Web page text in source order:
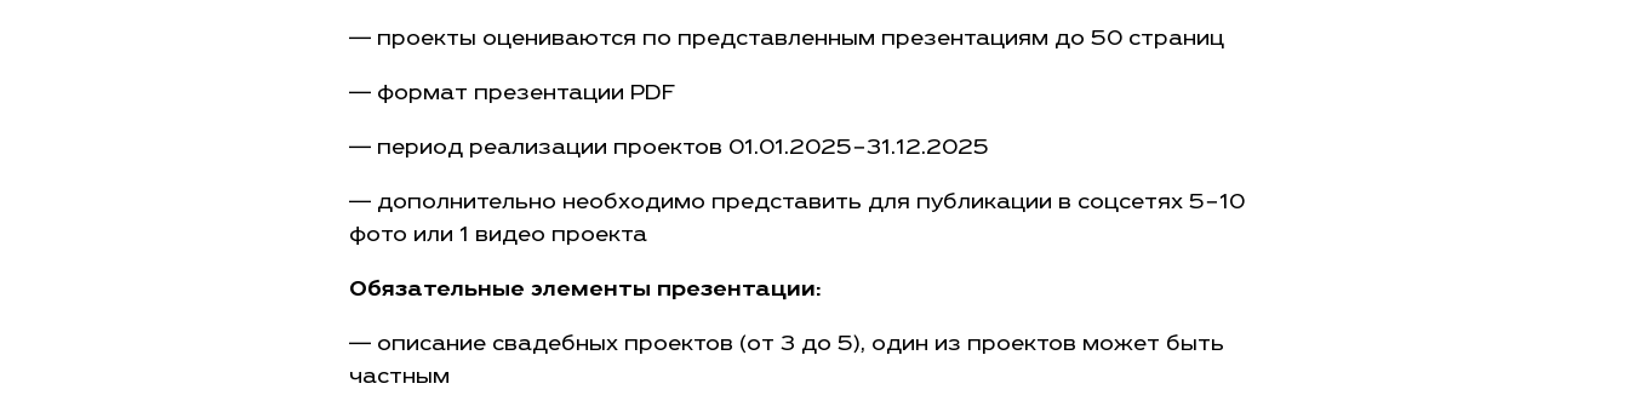
— проекты оцениваются по представленным презентациям до 50 страниц
— формат презентации PDF
— период реализации проектов 01.01.2025−31.12.2025
— дополнительно необходимо представить для публикации в соцсетях 5−10
фото или 1 видео проекта
Обязательные элементы презентации:
— описание свадебных проектов (от 3 до 5), один из проектов может быть
частным